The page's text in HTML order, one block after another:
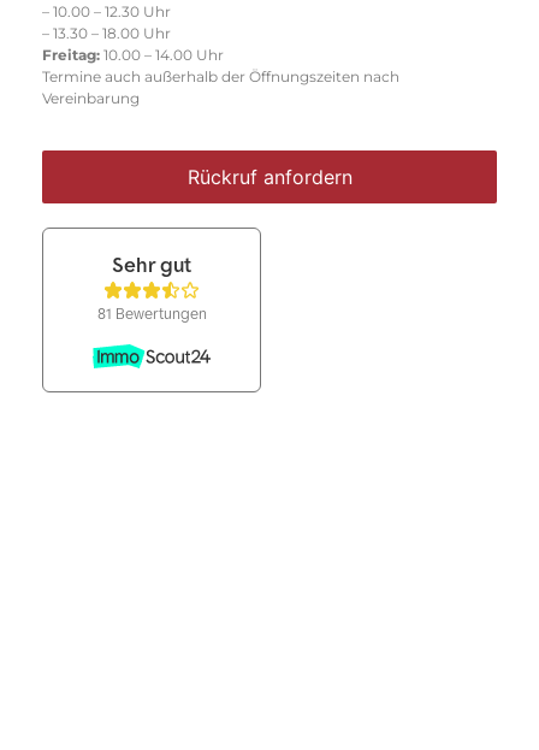
– 10.00 – 12.30 Uhr
– 13.30 – 18.00 Uhr
Freitag: 10.00 – 14.00 Uhr
Termine auch außerhalb der Öffnungszeiten nach
Vereinbarung
Rückruf anfordern